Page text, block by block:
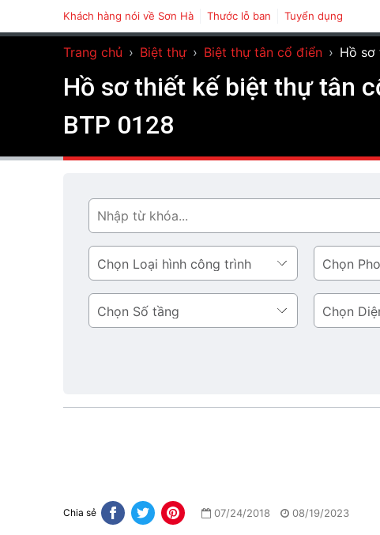
Khách hàng nói về Sơn Hà Thước lỗ ban Tuyển dụng
Trang chủ › Biệt thự › Biệt thự tân cổ điển › Hồ sơ
Hồ sơ thiết kế biệt thự tân
BTP 0128
Tìm
Loại
hình
công
trình
Phong
cách
thiết
kế
Số
tầng
Diện
tích
Chia sẻ 07/24/2018 08/19/2023